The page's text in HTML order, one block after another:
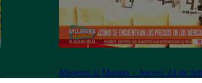
Mujeres al Mando – Jueves 24 de